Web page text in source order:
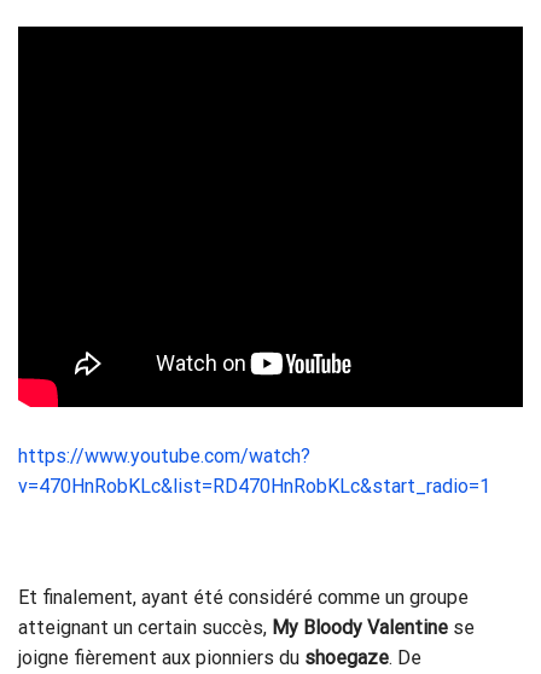
https://www.youtube.com/watch?
v=470HnRobKLc&list=RD470HnRobKLc&start_radio=1
Et finalement, ayant été considéré comme un groupe
atteignant un certain succès, My Bloody Valentine se
joigne fièrement aux pionniers du shoegaze. De